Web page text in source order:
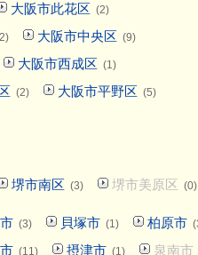
大阪市此花区 (2)
大阪市中央区 (9)
大阪市西成区 (1)
(2) 大阪市平野区 (5)
堺市南区 (3) 堺市美原区 (0)
(3) 貝塚市 (1) 柏原市
(11) 摂津市 (1) 泉南市